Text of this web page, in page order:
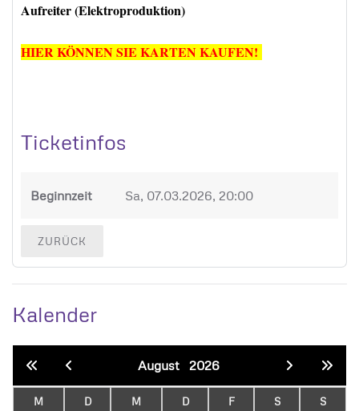
Aufreiter (Elektroproduktion)
HIER KÖNNEN SIE KARTEN KAUFEN!
Ticketinfos
Beginnzeit Sa, 07.03.2026, 20:00
ZURÜCK
Kalender
August 2026
M D M D F S S